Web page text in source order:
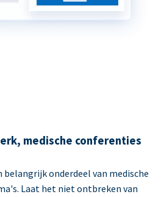
medische conferenties
belangrijk onderdeel van medische
Laat het niet ontbreken van